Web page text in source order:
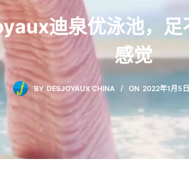
迪泉优泳池，足
感觉
BY DESJOYAUX CHINA ON 2022年1月5日